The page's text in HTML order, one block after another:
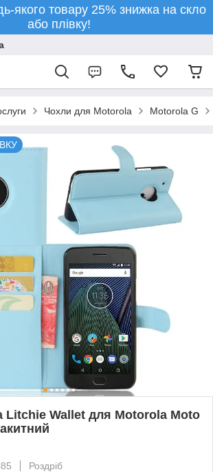
якого товару 25% знижка на скло
або плівку!
Чохли для Motorola Motorola G
Litchie Wallet для Motorola Moto
Роздріб